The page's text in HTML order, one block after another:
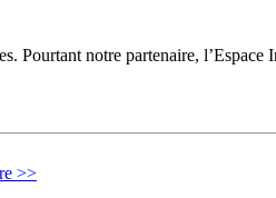
Pourtant notre partenaire,
>>